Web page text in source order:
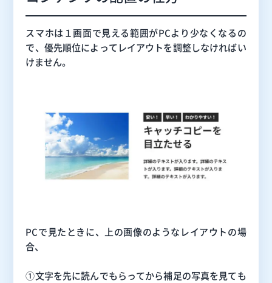
スマホは１画面で見える範囲がPCより少なくなるの
で、優先順位によってレイアウトを調整しなければい
けません。
PCで見たときに、上の画像のようなレイアウトの場
合、
①文字を先に読んでもらってから補足の写真を見ても